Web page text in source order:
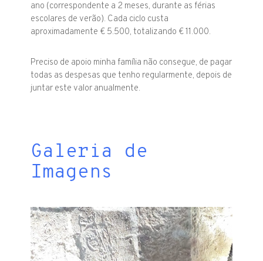
ano (correspondente a 2 meses, durante as férias
escolares de verão). Cada ciclo custa
aproximadamente € 5.500, totalizando € 11.000.
Preciso de apoio minha família não consegue, de pagar
todas as despesas que tenho regularmente, depois de
juntar este valor anualmente.
Galeria de
Imagens